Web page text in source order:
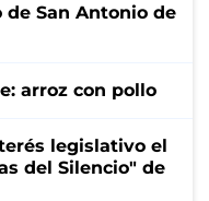
San Antonio de
arroz con pollo
legislativo el
del Silencio" de